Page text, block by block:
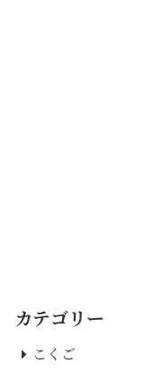
カテゴリー
こくご